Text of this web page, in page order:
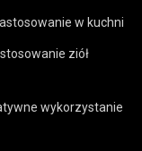
w kuchni
ziół
wykorzystanie